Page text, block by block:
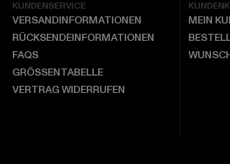
KUNDENSERVICE
VERSANDINFORMATIONEN
RÜCKSENDEINFORMATIONEN
FAQS
GRÖSSENTABELLE
VERTRAG WIDERRUFEN
MEIN